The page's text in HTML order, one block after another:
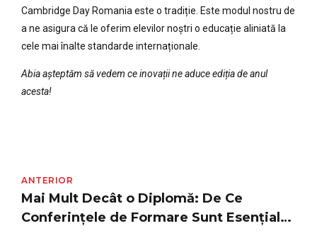
Cambridge Day Romania este o tradiție. Este modul nostru de
a ne asigura că le oferim elevilor noștri o educație aliniată la
cele mai înalte standarde internaționale.
Abia așteptăm să vedem ce inovații ne aduce ediția de anul
acesta!
ANTERIOR
Mai Mult Decât o Diplomă: De Ce
Conferințele de Formare Sunt Esențiale